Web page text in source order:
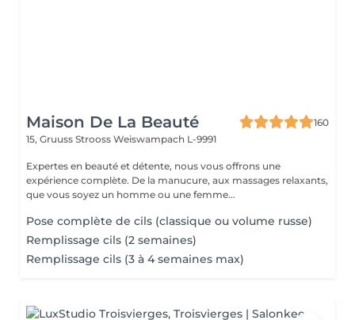
Maison De La Beauté
160
15, Gruuss Strooss Weiswampach L-9991
Expertes en beauté et détente, nous vous offrons une
expérience complète. De la manucure, aux massages relaxants,
que vous soyez un homme ou une femme...
Pose complète de cils (classique ou volume russe)
Remplissage cils (2 semaines)
Remplissage cils (3 à 4 semaines max)